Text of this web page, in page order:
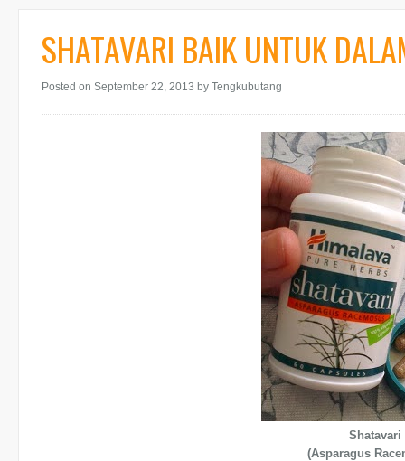
SHATAVARI BAIK UNTUK
Posted on September 22, 2013 by Tengkubutang
Shatavari
(Asparagus